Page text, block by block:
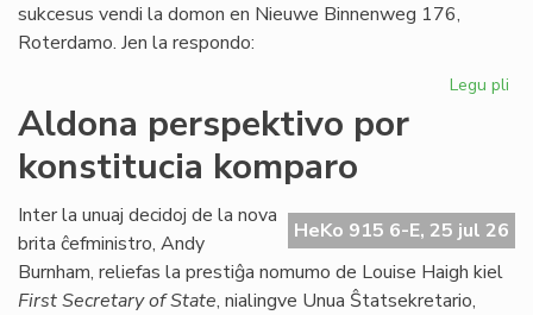
sukcesus vendi la domon en Nieuwe Binnenweg 176,
Roterdamo. Jen la respondo:
Legu pli
de
Aldona perspektivo por
konstitucia komparo
HeKo 915 6-E, 25 jul 26
Inter la unuaj decidoj de la nova
brita ĉefministro, Andy
Burnham, reliefas la prestiĝa nomumo de Louise Haigh kiel
First Secretary of State, nialingve Unua Ŝtatsekretario,